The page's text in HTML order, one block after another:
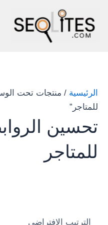
المحتوى
الرئيسية / منتجات تحت
للمتاجر”
تحسين
للمتاجر